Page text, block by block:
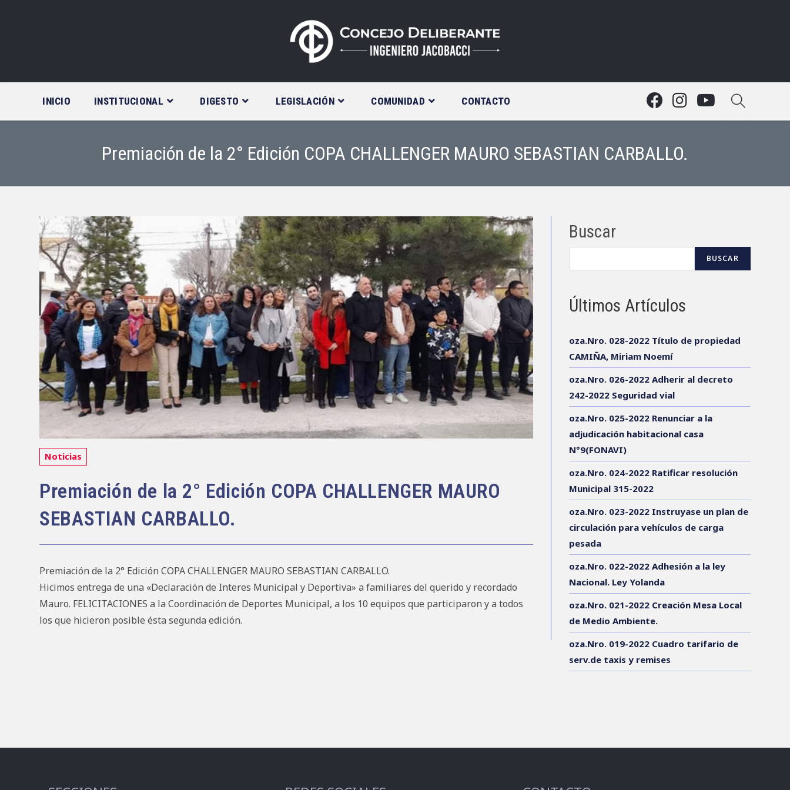
INICIO INSTITUCIONAL DIGESTO LEGISLACIÓN COMUNIDAD CONTACTO
Premiación de la 2° Edición COPA CHALLENGER MAURO SEBASTIAN CARBALLO.
Categoría
de
entrada:
Noticias
Premiación de la 2° Edición COPA CHALLENGER MAURO
SEBASTIAN CARBALLO.
Premiación de la 2° Edición COPA CHALLENGER MAURO SEBASTIAN CARBALLO.
Hicimos entrega de una «Declaración de Interes Municipal y Deportiva» a familiares del querido y recordado
Mauro. FELICITACIONES a la Coordinación de Deportes Municipal, a los 10 equipos que participaron y a todos
los que hicieron posible ésta segunda edición.
Buscar
BUSCAR
Últimos Artículos
oza.Nro. 028-2022 Título de propiedad
CAMIÑA, Miriam Noemí
oza.Nro. 026-2022 Adherir al decreto
242-2022 Seguridad vial
oza.Nro. 025-2022 Renunciar a la
adjudicación habitacional casa
N°9(FONAVI)
oza.Nro. 024-2022 Ratificar resolución
Municipal 315-2022
oza.Nro. 023-2022 Instruyase un plan de
circulación para vehículos de carga
pesada
oza.Nro. 022-2022 Adhesión a la ley
Nacional. Ley Yolanda
oza.Nro. 021-2022 Creación Mesa Local
de Medio Ambiente.
oza.Nro. 019-2022 Cuadro tarifario de
serv.de taxis y remises